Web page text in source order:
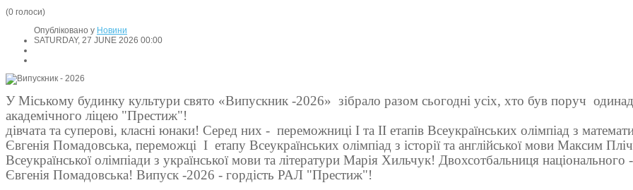
(0 голоси)
Опубліковано у Новини
SATURDAY, 27 JUNE 2026 00:00
У Міському будинку культури свято «Випускник -2026» зібрало разом сьогодні усіх, хто був поруч
академічного ліцею "Престиж"!
дівчата та суперові, класні юнаки! Серед них - переможниці І та ІІ етапів Всеукраїнських олімпіад з
Євгенія Помадовська, переможці І етапу Всеукраїнських олімпіад з історії та англійської мови Максим
Всеукраїнської олімпіади з української мови та літератури Марія Хильчук! Двохсотбальниця національного
Євгенія Помадовська! Випуск -2026 ­­- гордість РАЛ "Престиж"!